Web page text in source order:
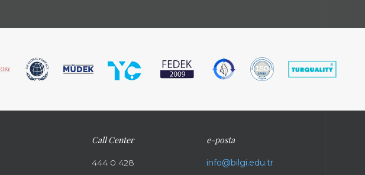
Call Center
444 0 428
e-posta
info@bilgi.edu.tr